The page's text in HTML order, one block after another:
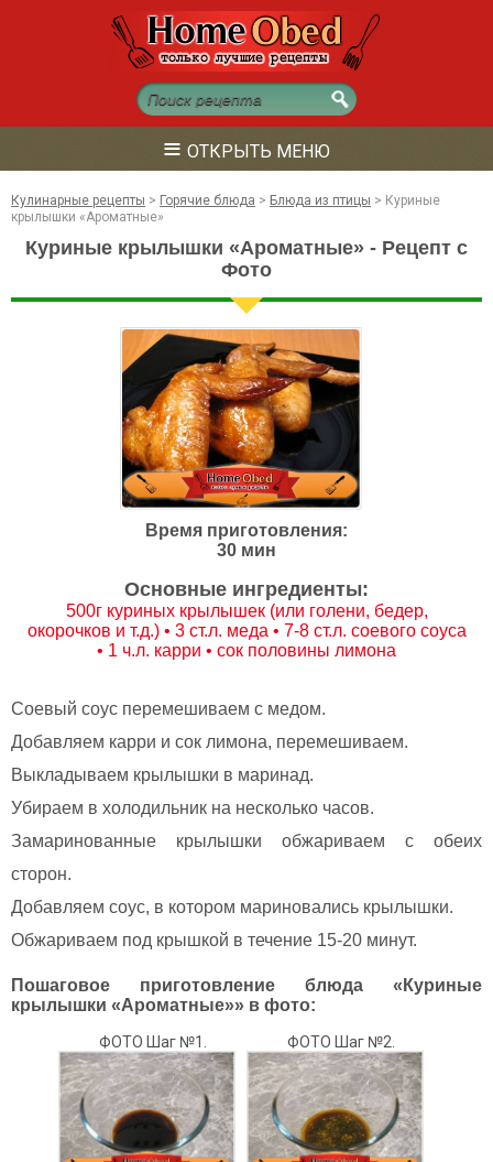
≡ ОТКРЫТЬ МЕНЮ
Кулинарные рецепты > Горячие блюда > Блюда из птицы > Куриные
крылышки «Ароматные»
Куриные крылышки «Ароматные» - Рецепт с
Фото
Время приготовления:
30 мин
Основные ингредиенты:
500г куриных крылышек (или голени, бедер,
окорочков и т.д.) • 3 ст.л. меда • 7-8 ст.л. соевого соуса
• 1 ч.л. карри • сок половины лимона
Соевый соус перемешиваем с медом.
Добавляем карри и сок лимона, перемешиваем.
Выкладываем крылышки в маринад.
Убираем в холодильник на несколько часов.
Замаринованные крылышки обжариваем с обеих
сторон.
Добавляем соус, в котором мариновались крылышки.
Обжариваем под крышкой в течение 15-20 минут.
Пошаговое приготовление блюда «Куриные
крылышки «Ароматные»» в фото:
ФОТО Шаг №1. ФОТО Шаг №2.